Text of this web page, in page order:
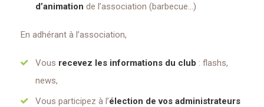
d’animation de l’association (barbecue…)
En adhérant à l’association,
Vous recevez les informations du club : flashs,
news,
Vous participez à l’élection de vos administrateurs